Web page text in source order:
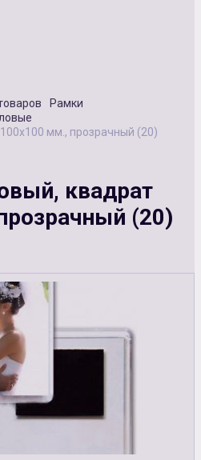
Рамки
мм., прозрачный (20)
квадрат
(20)